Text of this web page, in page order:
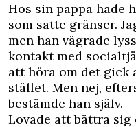
Hos sin pappa hade
som satte gränser.
men han vägrade
kontakt med
att höra om det
stället. Men nej,
bestämde han själv.
Lovade att bättra